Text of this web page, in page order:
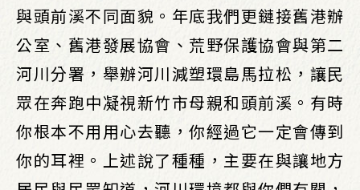
與頭前溪不同面貌。年底我們更鏈接舊港辦
公室、舊港發展協會、荒野保護協會與第二
河川分署，舉辦河川減塑環島馬拉松，讓民
眾在奔跑中凝視新竹市母親和頭前溪。有時
你根本不用用心去聽，你經過它一定會傳到
你的耳裡。上述說了種種，主要在與讓地方